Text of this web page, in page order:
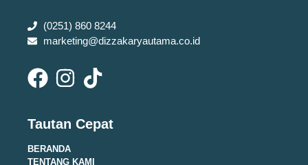
(0251) 860 8244
marketing@dizzakaryautama.co.id
Tautan Cepat
BERANDA
TENTANG KAMI